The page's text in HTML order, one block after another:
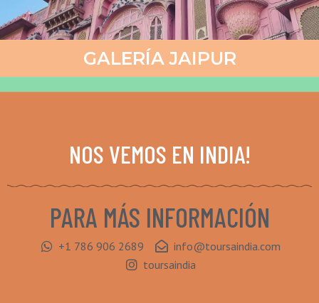
GALERÍA JAIPUR
NOS VEMOS EN INDIA!
PARA MÁS INFORMACIÓN
+1 786 906 2689
info@toursaindia.com
toursaindia